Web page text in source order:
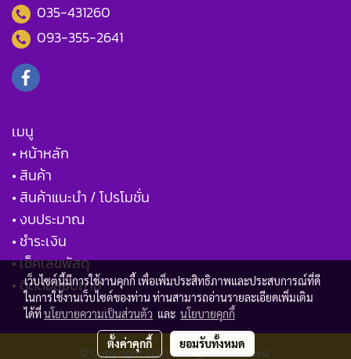
035-431260
093-355-2641
เมนู
• หน้าหลัก
• สินค้า
• สินค้าแนะนำ / โปรโมชั่น
• งบประมาณ
• ชำระเงิน
• เช็คเลขพัสดุ
• ติดต่อสอบถาม
© Copyright 2021 All Rights Reserved.
เว็บไซต์นี้มีการใช้งานคุกกี้ เพื่อเพิ่มประสิทธิภาพและประสบการณ์ที่ดี
ในการใช้งานเว็บไซต์ของท่าน ท่านสามารถอ่านรายละเอียดเพิ่มเติม
ได้ที่นโยบายความเป็นส่วนตัว และ นโยบายคุกกี้
ตั้งค่าคุกกี้ ยอมรับทั้งหมด